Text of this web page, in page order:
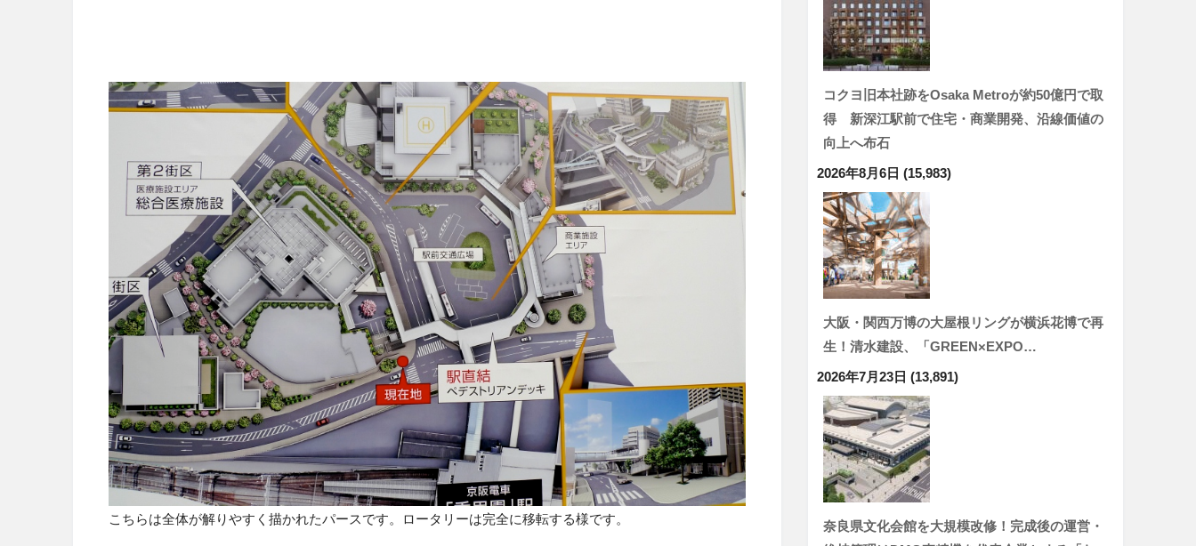
こちらは全体が解りやすく描かれたパースです。ロータリーは完全に移転する様です。
コクヨ旧本社跡をOsaka Metroが約50億円で取
得 新深江駅前で住宅・商業開発、沿線価値の
向上へ布石
2026年8月6日 (15,983)
大阪・関西万博の大屋根リングが横浜花博で再
生！清水建設、「GREEN×EXPO…
2026年7月23日 (13,891)
奈良県文化会館を大規模改修！完成後の運営・